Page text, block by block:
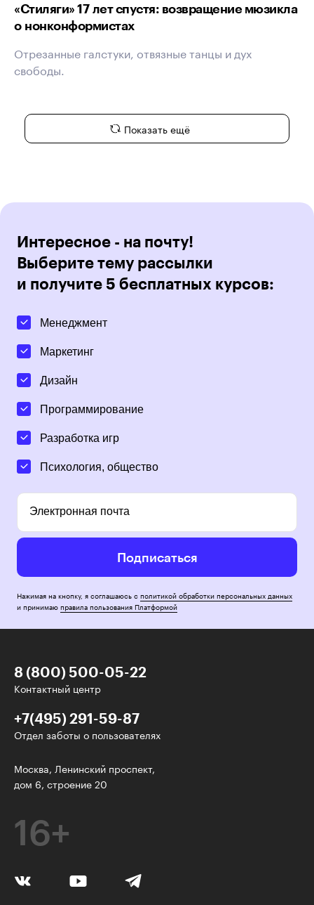
«Стиляги» 17 лет спустя: возвращение мюзикла
о нонконформистах
Отрезанные галстуки, отвязные танцы и дух
свободы.
Показать ещё
Интересное - на почту!
Выберите тему рассылки
и получите 5 бесплатных курсов:
Менеджмент
Маркетинг
Дизайн
Программирование
Разработка игр
Психология, общество
Электронная почта
Подписаться
Нажимая на кнопку, я соглашаюсь сполитикой обработки персональных данных
и принимаюправила пользования Платформой
8 (800) 500-05-22
Контактный центр
+7(495) 291-59-87
Отдел заботы о пользователях
Москва, Ленинский проспект,
дом 6, строение 20
16+
У нас есть классные рассылки!